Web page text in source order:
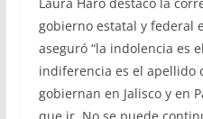
gobierno estatal y federal
aseguró “la indolencia es
indiferencia es el apellido
gobiernan en Jalisco y en